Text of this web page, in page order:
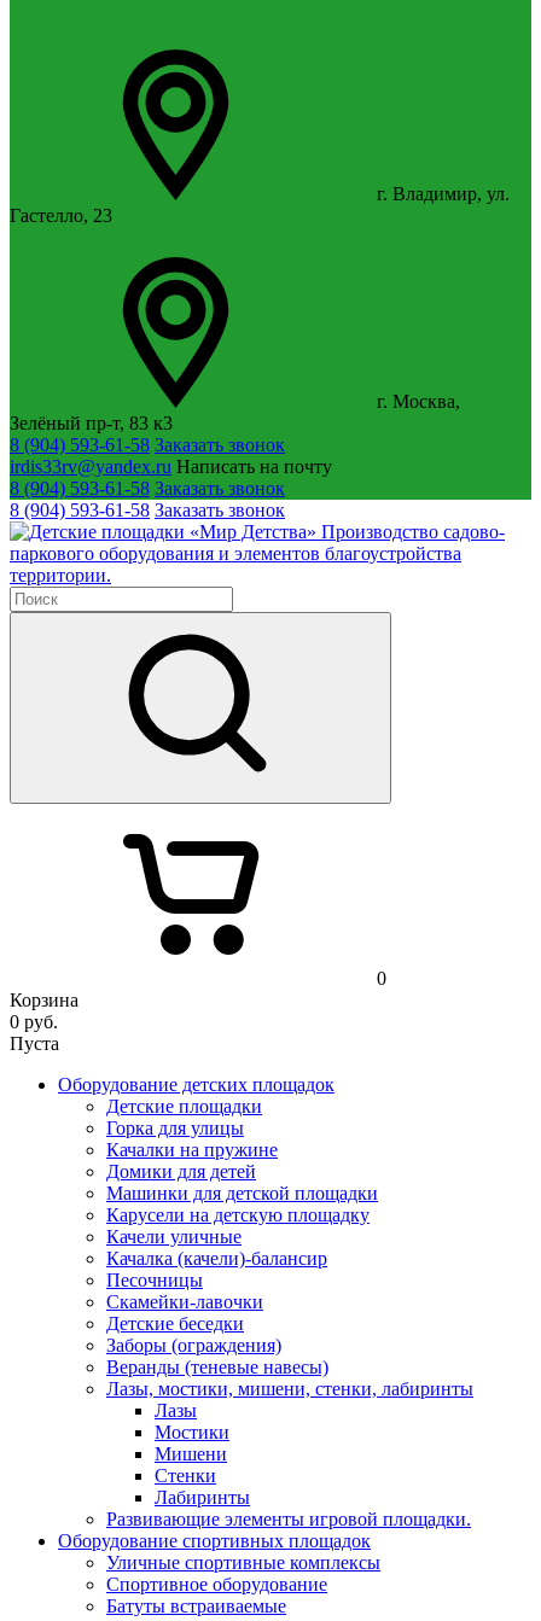
г. Владимир, ул.
Гастелло, 23
г. Москва,
Зелёный пр-т, 83 к3
8 (904) 593-61-58 Заказать звонок
irdis33rv@yandex.ru Написать на почту
8 (904) 593-61-58 Заказать звонок
8 (904) 593-61-58 Заказать звонок
Производство садово-
паркового оборудования и элементов благоустройства
территории.
0
Корзина
0 руб.
Пуста
Оборудование детских площадок
Детские площадки
Горка для улицы
Качалки на пружине
Домики для детей
Машинки для детской площадки
Карусели на детскую площадку
Качели уличные
Качалка (качели)-балансир
Песочницы
Скамейки-лавочки
Детские беседки
Заборы (ограждения)
Веранды (теневые навесы)
Лазы, мостики, мишени, стенки, лабиринты
Лазы
Мостики
Мишени
Стенки
Лабиринты
Развивающие элементы игровой площадки.
Оборудование спортивных площадок
Уличные спортивные комплексы
Спортивное оборудование
Батуты встраиваемые